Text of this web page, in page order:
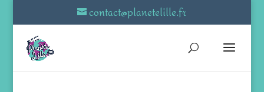
contact@planetelille.fr